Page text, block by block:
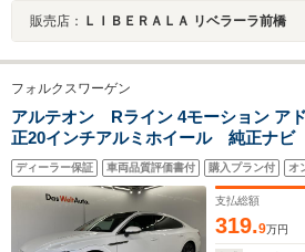
販売店： ＬＩＢＥＲＡＬＡ リベラーラ前橋
フォルクスワーゲン
アルテオン Rライン 4モーション ア
正20インチアルミホイール 純正ナ
フ ダイナミックライトアシスト デ
ACC アラウンドビューモニター パ
ト 電動シート DCC レーンキープ
ディーラー保証 車両品質評価書付 購入プラン付 オ
支払総額
319.9万円